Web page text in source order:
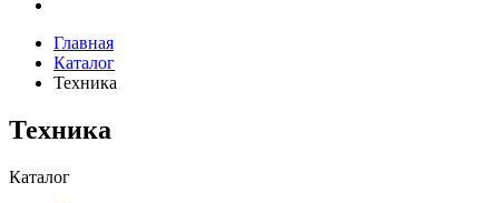
Главная
Каталог
Техника
Техника
Каталог